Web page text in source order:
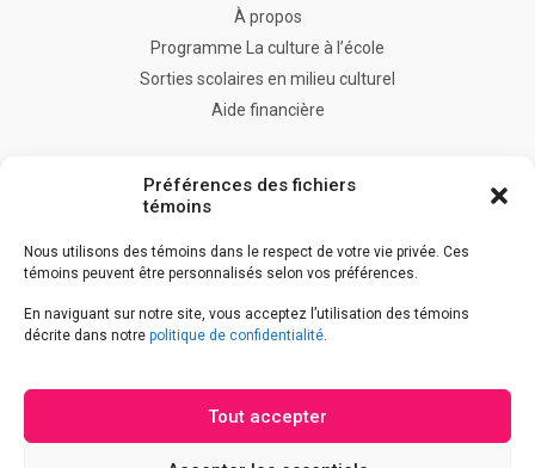
Préférences des fichiers
témoins
Nous utilisons des témoins dans le respect de votre vie privée. Ces
témoins peuvent être personnalisés selon vos préférences.
En naviguant sur notre site, vous acceptez l’utilisation des témoins
décrite dans notre politique de confidentialité.
Tout accepter
À propos
Programme La culture à l’école
Sorties scolaires en milieu culturel
Aide financière
Accessibilité
Politique de confidentialité